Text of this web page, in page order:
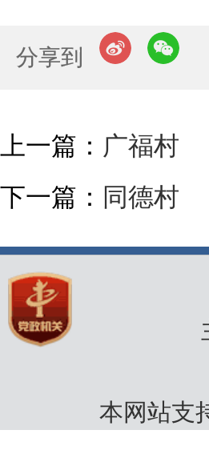
分享到
上一篇： 广福村
下一篇： 同德村
本网站